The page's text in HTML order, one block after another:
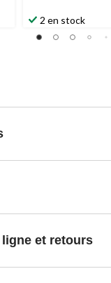
2 en stock
et retours